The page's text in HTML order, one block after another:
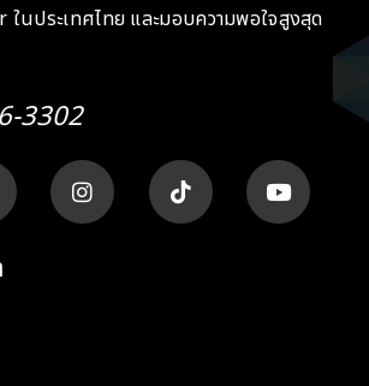
นประเทศไทย และมอบความพอใจสูงสุด
3302